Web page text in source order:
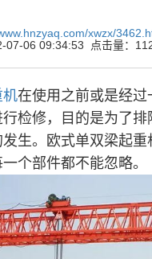
xwzx/
07-06 09:34:53 点击量：
机在使用之前或是经过
检修，目的是为了排
生。欧式单双梁起重
个部件都不能忽略。